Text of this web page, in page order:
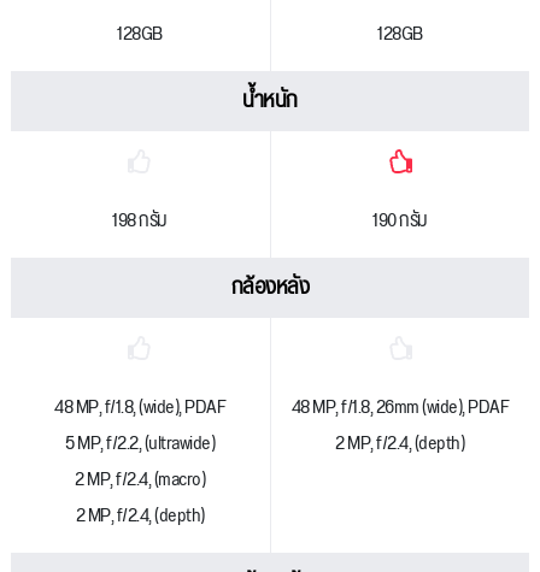
128GB 128GB
น้ำหนัก
198 กรัม 190 กรัม
กล้องหลัง
48 MP, f/1.8, (wide), PDAF
5 MP, f/2.2, (ultrawide)
2 MP, f/2.4, (macro)
2 MP, f/2.4, (depth)
48 MP, f/1.8, 26mm (wide), PDAF
2 MP, f/2.4, (depth)